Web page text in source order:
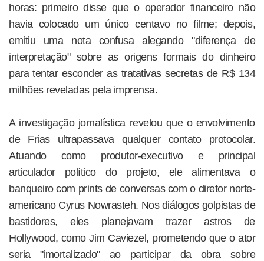
horas: primeiro disse que o operador financeiro não
havia colocado um único centavo no filme; depois,
emitiu uma nota confusa alegando "diferença de
interpretação" sobre as origens formais do dinheiro
para tentar esconder as tratativas secretas de R$ 134
milhões reveladas pela imprensa.
A investigação jornalística revelou que o envolvimento
de Frias ultrapassava qualquer contato protocolar.
Atuando como produtor-executivo e principal
articulador político do projeto, ele alimentava o
banqueiro com prints de conversas com o diretor norte-
americano Cyrus Nowrasteh. Nos diálogos golpistas de
bastidores, eles planejavam trazer astros de
Hollywood, como Jim Caviezel, prometendo que o ator
seria "imortalizado" ao participar da obra sobre